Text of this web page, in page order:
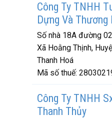
Công Ty TNHH
Dựng Và
Số nhà 18A đường
Xã Hoằng Thịnh,
Thanh Hoá
Mã số thuế:
Công Ty TNHH
Thanh Thủy